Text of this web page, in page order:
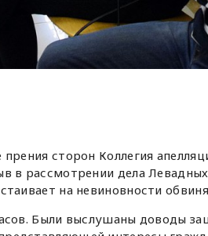
прения сторон Коллегия
в рассмотрении дела
на невиновности
Были выслушаны доводы